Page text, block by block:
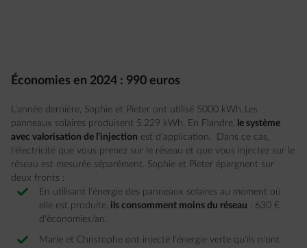
Économies en 2024 : 990 euros
L'année dernière, Sophie et Pieter ont utilisé 5000 kWh. Les
panneaux solaires produisent 5.229 kWh. En Flandre, le système
avec valorisation de l’injection est d'application. Dans ce cas,
l'électricité que vous prenez sur le réseau et que vous injectez sur le
réseau est mesurée séparément. Sophie et Pieter épargnent sur
deux fronts :
En utilisant l'énergie des panneaux solaires au moment où
elle est produite, ils consomment moins du réseau : 630 €
d'économies/an.
Marie et Christophe ont injecté l'énergie verte qu'ils n'ont